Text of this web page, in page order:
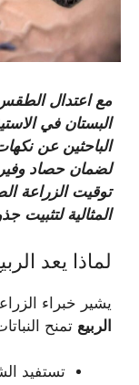
مع اعتدال الطقس
البستان في
الباحثين عن
لضمان حصاد
توقيت الزراعة
المثالية لتثبيت
لماذا يعد
يشير خبراء
الربيع تمنح
تستفيد